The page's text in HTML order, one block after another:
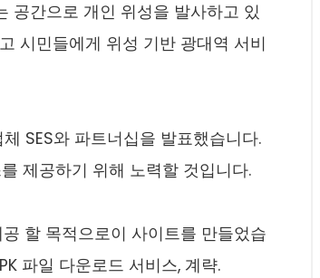
공간으로 개인 위성을 발사하고 있
시민들에게 위성 기반 광대역 서비
SES와 파트너십을 발표했습니다.
제공하기 위해 노력할 것입니다.
할 목적으로이 사이트를 만들었습
파일 다운로드 서비스, 계략.